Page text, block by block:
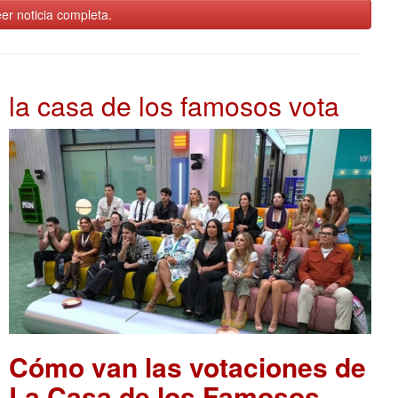
noticia completa.
la casa de los famosos vota
Cómo van las votaciones de